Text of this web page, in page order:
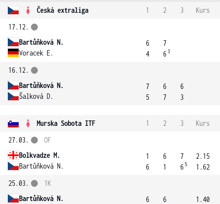
Česká extraliga 1 2 3
Kurs
17.12.
Bartůňková N.
Voracek E.
6
4
7
6 3
16.12.
Bartůňková N.
Šalková D.
7
5
6
7
6
3
Murska Sobota ITF 1 2 3
Kurs
27.03.
Bolkvadze M.
Bartůňková N.
OF
1
6
6
1
7
6 5
2.15
1.62
25.03.
Bartůňková N.
1K
6
6
1.40